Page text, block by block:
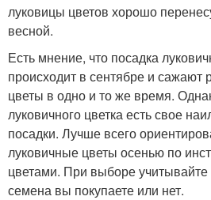
луковицы цветов хорошо
весной.
Есть мнение, что посадка
происходит в сентябре и сажают
цветы в одно и то же время.
луковичного цветка есть свое
посадки. Лучше всего
луковичные цветы осенью по
цветами. При выборе
семена вы покупаете или нет.